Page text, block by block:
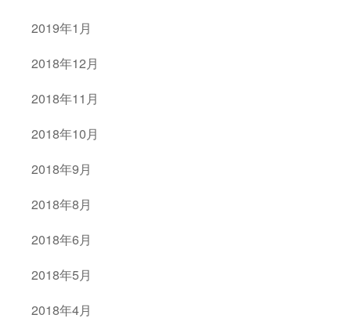
2019年1月
2018年12月
2018年11月
2018年10月
2018年9月
2018年8月
2018年6月
2018年5月
2018年4月